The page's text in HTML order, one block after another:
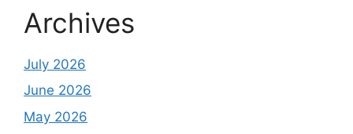
Archives
July 2026
June 2026
May 2026